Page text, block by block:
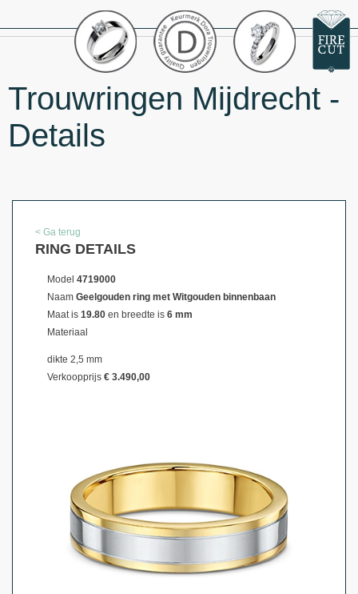
Trouwringen Mijdrecht -
Details
< Ga terug
RING DETAILS
Model 4719000
Naam Geelgouden ring met Witgouden binnenbaan
Maat is 19.80 en breedte is 6 mm
Materiaal
dikte 2,5 mm
Verkoopprijs € 3.490,00